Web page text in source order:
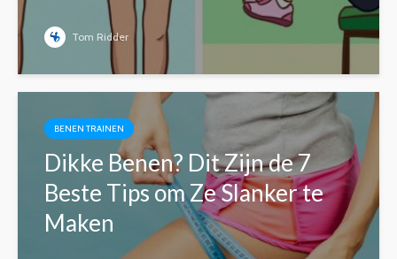
Tom Ridder
BENEN TRAINEN
Dikke Benen? Dit Zijn de 7
Beste Tips om Ze Slanker te
Maken